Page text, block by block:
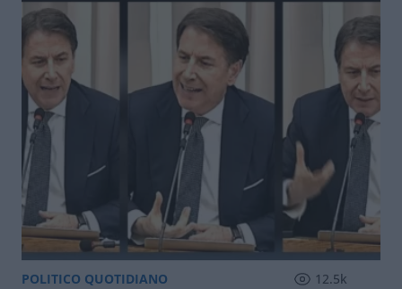
POLITICO QUOTIDIANO 12.5k